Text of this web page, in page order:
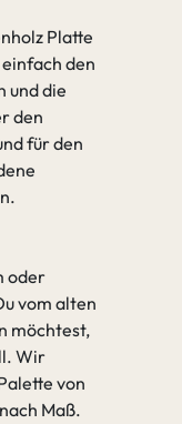
Platte
den
und die
den
für den
oder
vom alten
möchtest,
Wir
von
Maß.